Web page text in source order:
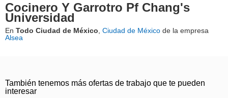
Cocinero Y Garrotro Pf Chang's
Universidad
En Todo Ciudad de México Ciudad de México de la empresa
Alsea
También tenemos más ofertas de trabajo que te pueden
interesar